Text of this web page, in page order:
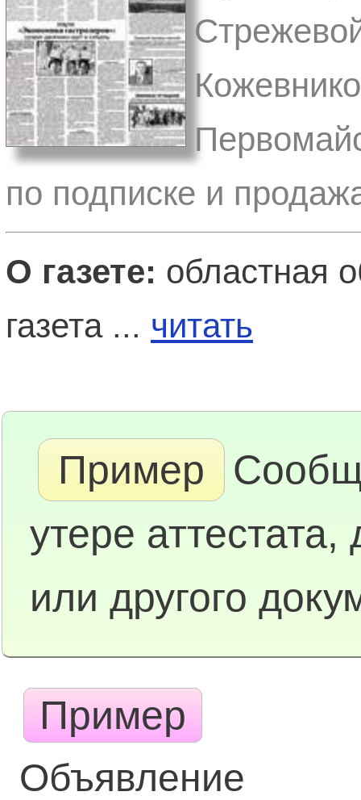
по подписке и
О газете: областная
газета ... читать
Пример
утере
или другого
Пример
Объявление